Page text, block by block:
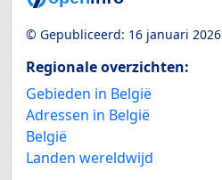
© Gepubliceerd: 16 januari 2026
Regionale overzichten:
Gebieden in België
Adressen in België
België
Landen wereldwijd